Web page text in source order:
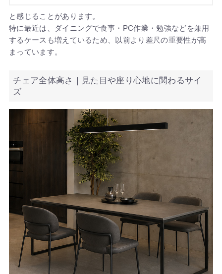
と感じることがあります。
特に最近は、ダイニングで食事・PC作業・勉強などを兼用
するケースも増えているため、以前より差尺の重要性が高
まっています。
チェア全体高さ｜見た目や座り心地に関わるサイ
ズ